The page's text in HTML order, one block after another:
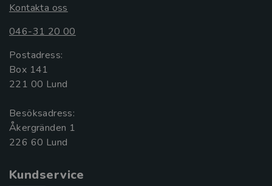
Kontakta oss
046-31 20 00
Postadress:
Box 141
221 00 Lund
Besöksadress:
Åkergränden 1
Kundservice